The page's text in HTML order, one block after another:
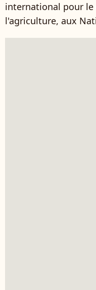
international pour
l'agriculture, aux